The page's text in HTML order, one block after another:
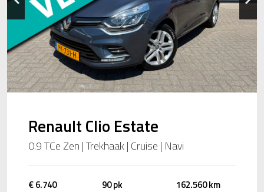
Renault Clio Estate
0.9 TCe Zen | Trekhaak | Cruise | Navi
€ 6.740 90 pk 162.560 km